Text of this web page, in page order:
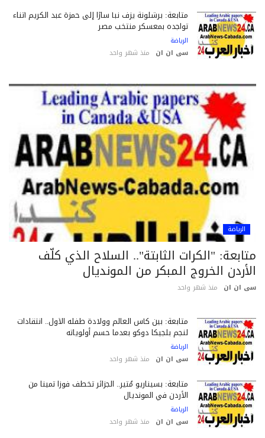
متابعة: برشلونة يزف نبأ سارًا إلى حمزة عبد الكريم أثناء
تواجده بمعسكر منتخب مصر
الرياضة
سى ان ان منذ شهر واحد
الرياضة
"الكرات الثابتة".. السلاح الذي كلّف
الخروج المبكر من المونديال
ان ان منذ شهر واحد
متابعة: بين كأس العالم وولادة طفله الأول.. انتقادات
لنجم بلجيكا دوكو بعدما حسم أولوياته
الرياضة
سى ان ان منذ شهر واحد
متابعة: بسيناريو مُثير.. الجزائر تخطف فوزاً ثميناً من
الأردن في المونديال
الرياضة
سى ان ان منذ شهر واحد